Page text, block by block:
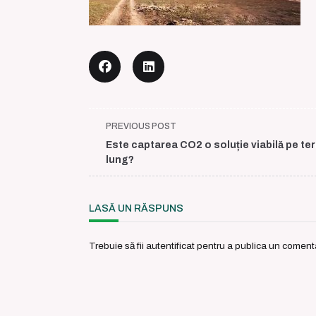
<span
class="nav-
subtitle
screen-
text">Page</span>
PREVIOUS POST
Este captarea CO2 o soluție viabilă pe
lung?
LASĂ UN RĂSPUNS
Trebuie să fii autentificat pentru a publica un